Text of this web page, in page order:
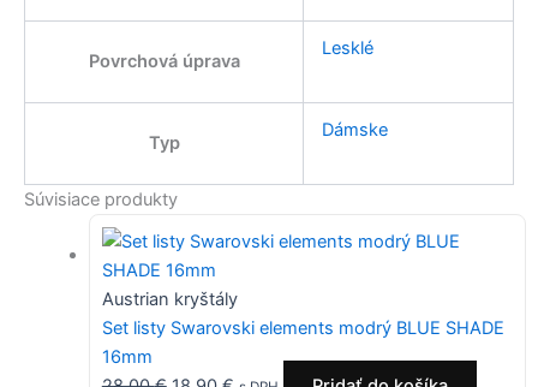
Povrchová úprava
Lesklé
Typ
Dámske
Súvisiace produkty
Austrian kryštály
Set listy Swarovski elements modrý BLUE SHADE
16mm